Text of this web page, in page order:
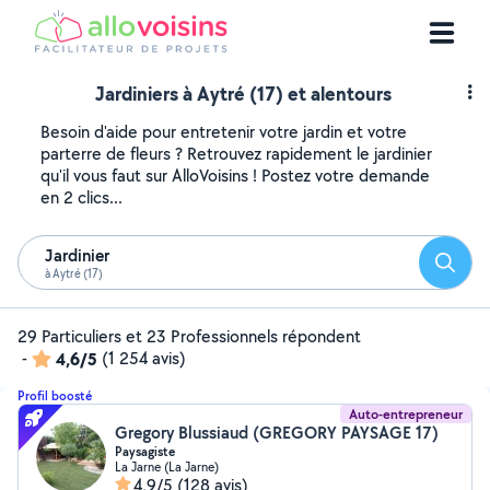
Jardiniers à Aytré (17) et alentours
Besoin d'aide pour entretenir votre jardin et votre
parterre de fleurs ? Retrouvez rapidement le jardinier
qu'il vous faut sur AlloVoisins ! Postez votre demande
en 2 clics...
Jardinier
à Aytré (17)
29 Particuliers et 23 Professionnels répondent
-
4,6/5 (1 254 avis)
Profil boosté
Auto-entrepreneur
Gregory Blussiaud (GREGORY PAYSAGE 17)
Paysagiste
La Jarne (La Jarne)
4,9/5 (128 avis)